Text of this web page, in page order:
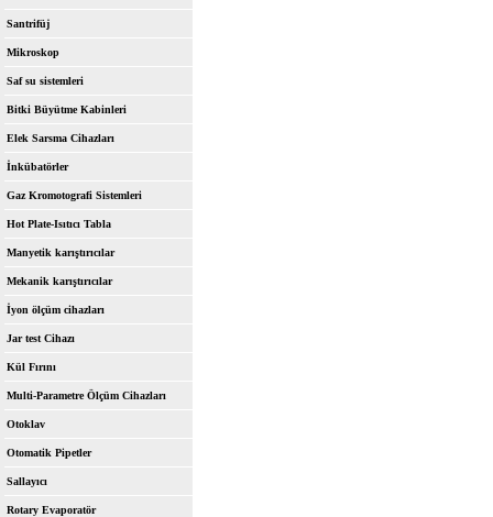
Santrifüj
Mikroskop
Saf su sistemleri
Bitki Büyütme Kabinleri
Elek Sarsma Cihazları
İnkübatörler
Gaz Kromotografi Sistemleri
Hot Plate-Isıtıcı Tabla
Manyetik karıştırıcılar
Mekanik karıştırıcılar
İyon ölçüm cihazları
Jar test Cihazı
Kül Fırını
Multi-Parametre Ölçüm Cihazları
Otoklav
Otomatik Pipetler
Sallayıcı
Rotary Evaporatör